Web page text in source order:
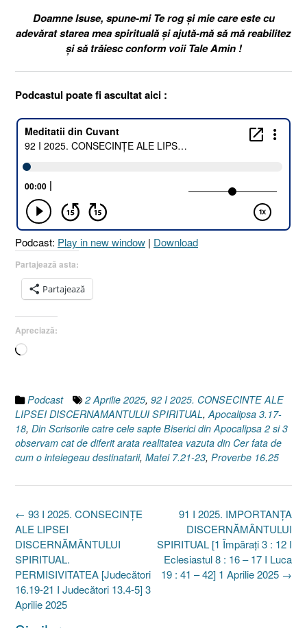
Doamne Isuse, spune-mi Te rog și mie care este cu
adevărat starea mea spirituală și ajută-mă să mă reabilitez
și să trăiesc conform voii Tale Amin !
Podcastul poate fi ascultat aici :
Podcast: Play in new window | Download
Partajează asta:
Partajează
Apreciază:
Încarc...
Podcast 2 Aprilie 2025, 92 I 2025. CONSECINTE ALE
LIPSEI DISCERNAMANTULUI SPIRITUAL, Apocalipsa 3.17-
18, Din Scrisorile catre cele sapte Biserici din Apocalipsa 2 si 3
observam cat de diferit arata realitatea vazuta din Cer fata de
cum o intelegeau destinatarii, Matei 7.21-23, Proverbe 16.25
Post
navigation
91 I 2025. IMPORTANȚA
DISCERNĂMÂNTULUI
SPIRITUAL [1 Împărați 3 : 12 I
Eclesiastul 8 : 16 – 17 I Luca
19 : 41 – 42] 1 Aprilie 2025 →
← 93 I 2025. CONSECINȚE
ALE LIPSEI
DISCERNĂMÂNTULUI
SPIRITUAL.
PERMISIVITATEA [Judecători
16.19-21 I Judecători 13.4-5] 3
Aprilie 2025